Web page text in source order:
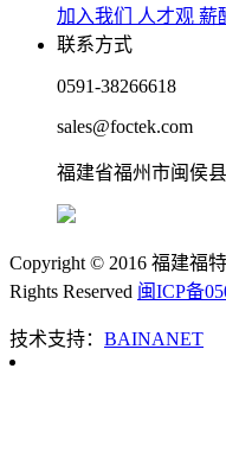
加入我们
人才观 薪
联系方式
0591-38266618
sales@foctek.com
福建省福州市闽侯
Copyright © 2016 福建福
Rights Reserved 闽ICP备
技术支持： BAINANET